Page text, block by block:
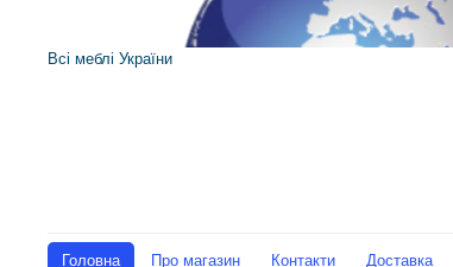
Всі меблі України
Головна Про магазин Контакти Доставка